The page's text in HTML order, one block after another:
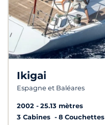
Ikigai
Espagne et Baléares
2002
25.13 mètres
3 Cabines
8 Couchettes